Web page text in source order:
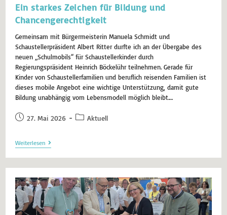
Ein starkes Zeichen für Bildung und
Chancengerechtigkeit
Gemeinsam mit Bürgermeisterin Manuela Schmidt und
Schaustellerpräsident Albert Ritter durfte ich an der Übergabe des
neuen „Schulmobils“ für Schaustellerkinder durch
Regierungspräsident Heinrich Böckelühr teilnehmen. Gerade für
Kinder von Schaustellerfamilien und beruflich reisenden Familien ist
dieses mobile Angebot eine wichtige Unterstützung, damit gute
Bildung unabhängig vom Lebensmodell möglich bleibt.…
27. Mai 2026 Aktuell
Weiterlesen